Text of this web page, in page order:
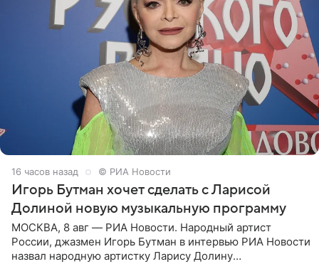
16 часов назад © РИА Новости
Игорь Бутман хочет сделать с Ларисой
Долиной новую музыкальную программу
МОСКВА, 8 авг — РИА Новости. Народный артист
России, джазмен Игорь Бутман в интервью РИА Новости
назвал народную артистку Ларису Долину